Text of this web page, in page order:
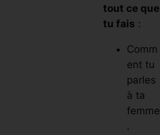
tout ce que
tu fais :
Comm
ent tu
parles
à ta
femme
.